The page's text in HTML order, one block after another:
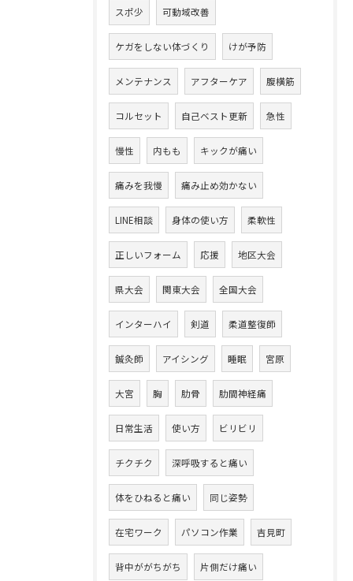
スポ少 可動域改善
ケガをしない体づくり けが予防
メンテナンス アフターケア 腹横筋
コルセット 自己ベスト更新 急性
慢性 内もも キックが痛い
痛みを我慢 痛み止め効かない
LINE相談 身体の使い方 柔軟性
正しいフォーム 応援 地区大会
県大会 関東大会 全国大会
インターハイ 剣道 柔道整復師
鍼灸師 アイシング 睡眠 宮原
大宮 胸 肋骨 肋間神経痛
日常生活 使い方 ビリビリ
チクチク 深呼吸すると痛い
体をひねると痛い 同じ姿勢
在宅ワーク パソコン作業 吉見町
背中ががちがち 片側だけ痛い